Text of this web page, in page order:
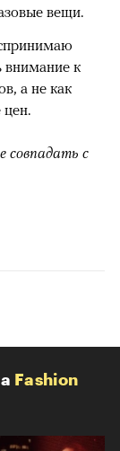
вещи.
внимание к
а не как
цен.
совпадать с
Fashion